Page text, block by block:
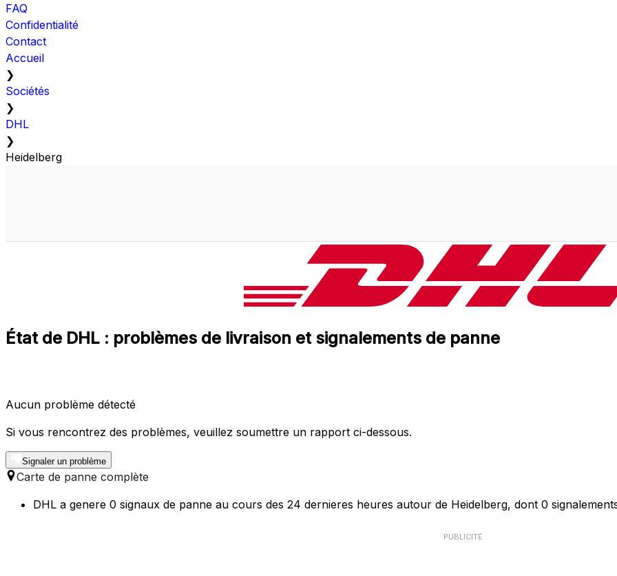
FAQ
Confidentialité
Contact
Accueil
❯
Sociétés
❯
DHL
❯
Heidelberg
État de DHL : problèmes de livraison et signalements de panne
Aucun problème détecté
Si vous rencontrez des problèmes, veuillez soumettre un rapport ci-dessous.
Signaler un problème
Carte de panne complète
DHL a genere 0 signaux de panne au cours des 24 dernieres heures autour de Heidelberg, dont 0
PUBLICITÉ